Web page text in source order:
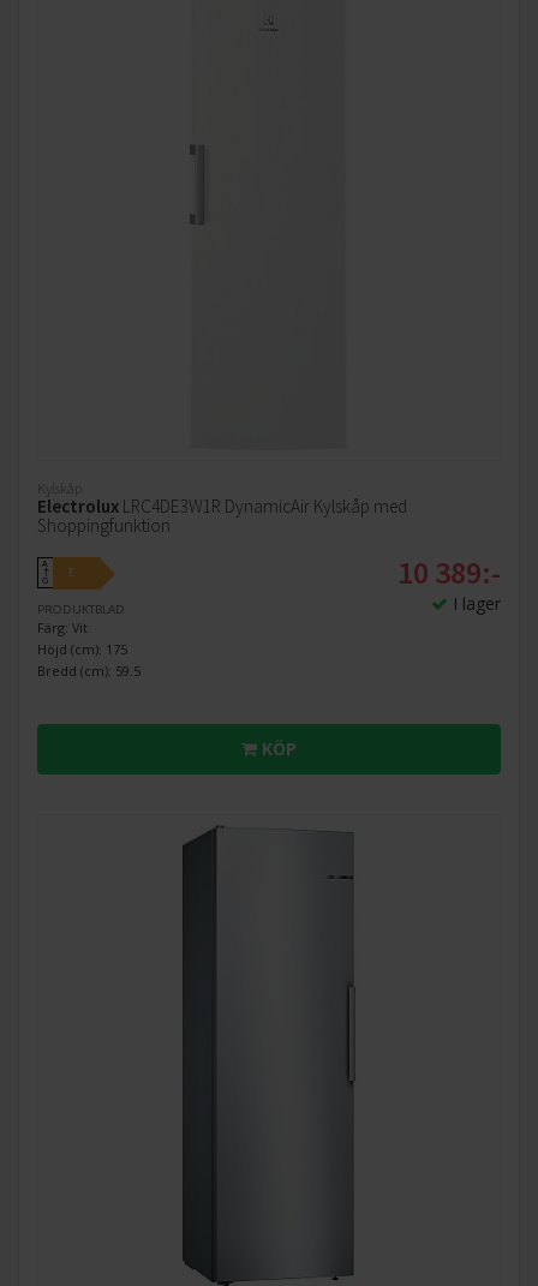
Kylskåp
Electrolux LRC4DE3W1R DynamicAir Kylskåp med
Shoppingfunktion
A
↑
G
E
PRODUKTBLAD
Färg: Vit
Höjd (cm): 175
Bredd (cm): 59.5
10 389:-
I lager
KÖP